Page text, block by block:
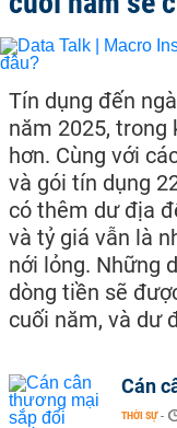
Tín dụng đến
năm 2025, trong
hơn. Cùng với
và gói tín dụng
có thêm dư địa
và tỷ giá vẫn là
nới lỏng. Những
dòng tiền sẽ
cuối năm, và dư
Cán
THỜI SỰ -